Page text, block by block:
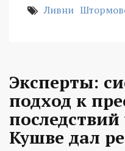
Ливни
Эксперты:
подход к
Кушве дал